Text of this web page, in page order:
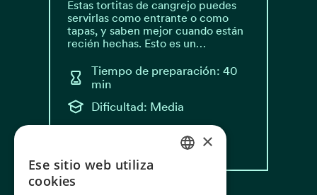
Estas tortitas de cangrejo puedes
servirlas como entrante o como
tapas, y saben mejor cuando están
recién hechas. Esto es un…
Tiempo de preparación: 40
min
Dificultad: Media
NORWEGIAN
×
Ese sitio web utiliza
cookies